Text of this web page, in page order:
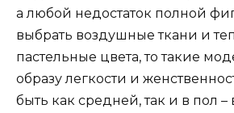
а любой недостаток полной
выбрать воздушные ткани и
пастельные цвета, то такие
образу легкости и
быть как средней, так и в пол